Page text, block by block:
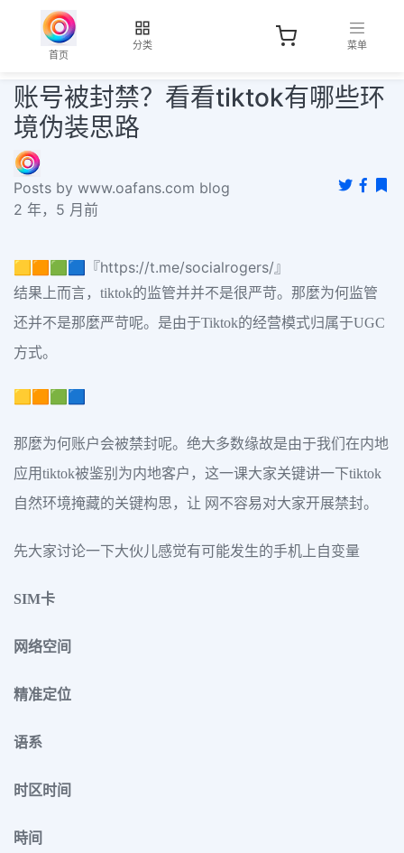
首页
分类 菜单
账号被封禁？看看tiktok有哪些环
境伪装思路
Posts by www.oafans.com blog
2 年，5 月前
🟨🟧🟩🟦『https://t.me/socialrogers/』
结果上而言，tiktok的监管并并不是很严苛。那麼为何监管
还并不是那麼严苛呢。是由于Tiktok的经营模式归属于UGC
方式。
🟨🟧🟩🟦
那麼为何账户会被禁封呢。绝大多数缘故是由于我们在内地
应用tiktok被鉴别为内地客户，这一课大家关键讲一下tiktok
自然环境掩藏的关键构思，让 网不容易对大家开展禁封。
先大家讨论一下大伙儿感觉有可能发生的手机上自变量
SIM卡
网络空间
精准定位
语系
时区时间
時间